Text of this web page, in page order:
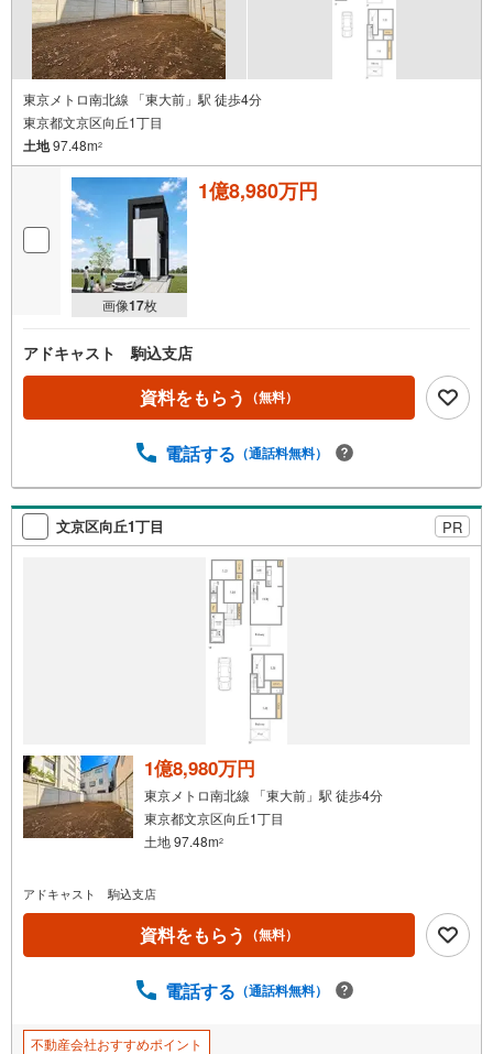
東京メトロ南北線 「東大前」駅 徒歩4分
東京都文京区向丘1丁目
土地97.48m2
画像17枚
1億8,980万円
アドキャスト 駒込支店
資料をもらう （無料）
電話する （通話料無料）
文京区向丘1丁目 PR
1億8,980万円
東京メトロ南北線 「東大前」駅 徒歩4分
東京都文京区向丘1丁目
土地 97.48m2
アドキャスト 駒込支店
資料をもらう （無料）
電話する （通話料無料）
不動産会社おすすめポイント